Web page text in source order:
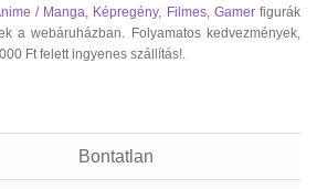
/ Manga Képregény, Filmes, Gamerfigurák
a webáruházban. Folyamatos kedvezmények,
Ft felett ingyenes szállítás!.
Bontatlan